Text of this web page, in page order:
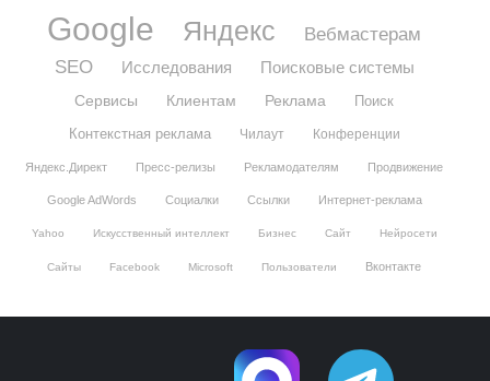
Google Яндекс
Вебмастерам
SEO
Исследования Поисковые системы
Сервисы Клиентам Реклама
Поиск
Контекстная реклама
Чилаут Конференции
Яндекс.Директ Пресс-релизы Рекламодателям Продвижение
Google AdWords Социалки Ссылки Интернет-реклама
Yahoo Искусственный интеллект Бизнес Сайт Нейросети
Сайты Facebook Microsoft Пользователи Вконтакте